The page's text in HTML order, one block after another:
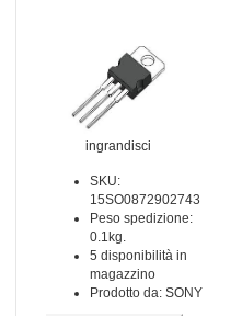
ingrandisci
SKU:
15SO0872902743
Peso spedizione:
0.1kg.
5 disponibilità in
magazzino
Prodotto da: SONY